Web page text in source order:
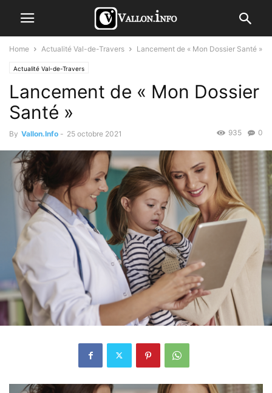
Home Actualité Val-de-Travers Lancement de « Mon Dossier Santé »
Actualité Val-de-Travers
Lancement de « Mon Dossier
Santé »
By Vallon.Info - 25 octobre 2021 0
935